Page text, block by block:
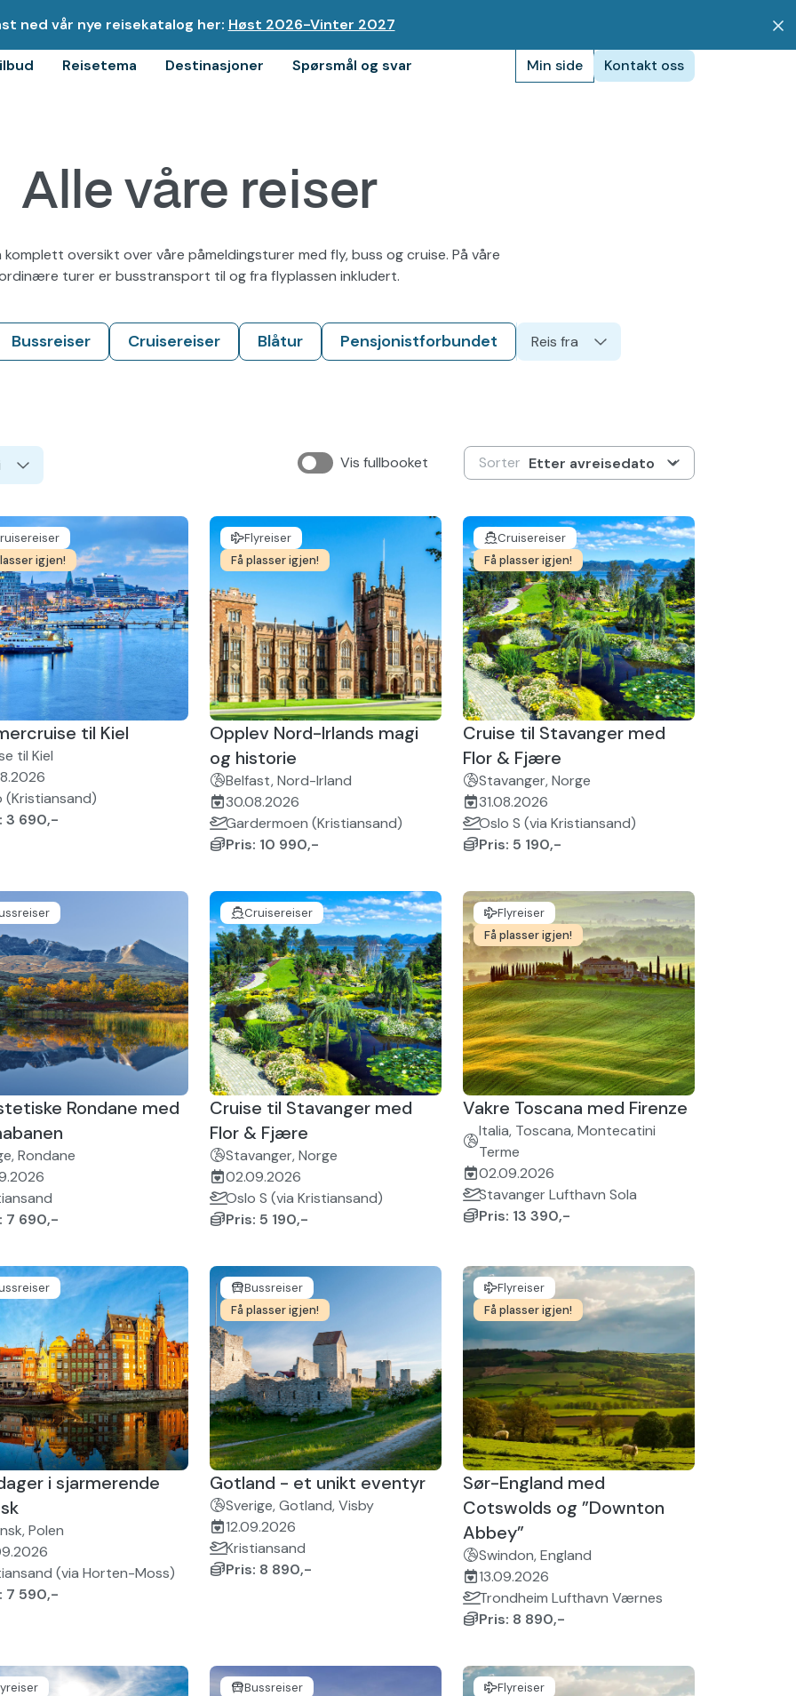
ned vår nye reisekatalog her: Høst 2026-Vinter 2027
Reisetema Destinasjoner
Spørsmål og svar
Min side Kontakt oss
Alle våre reiser
komplett oversikt over våre påmeldingsturer med fly, buss og cruise. På våre
turer er busstransport til og fra flyplassen inkludert.
Bussreiser Cruisereiser Blåtur Pensjonistforbundet Reis fra
Sola
Værnes
Tromsø
Ålesund
nyttårsturer
Vis fullbooket
igjen!
til Kiel
til Kiel
(Kristiansand)
3 690,-
Flyreiser
Få plasser igjen!
Opplev Nord-Irlands magi
og historie
Belfast, Nord-Irland
30.08.2026
Gardermoen (Kristiansand)
Pris: 10 990,-
Cruisereiser
Få plasser igjen!
Cruise til Stavanger med
Flor & Fjære
Stavanger, Norge
31.08.2026
Oslo S (via Kristiansand)
Pris: 5 190,-
Rondane med
Rondane
7 690,-
Cruisereiser
Cruise til Stavanger med
Flor & Fjære
Stavanger, Norge
02.09.2026
Oslo S (via Kristiansand)
Pris: 5 190,-
Flyreiser
Få plasser igjen!
Vakre Toscana med Firenze
Italia, Toscana, Montecatini
Terme
02.09.2026
Stavanger Lufthavn Sola
Pris: 13 390,-
i sjarmerende
Polen
(via Horten-Moss)
7 590,-
Bussreiser
Få plasser igjen!
Gotland - et unikt eventyr
Sverige, Gotland, Visby
12.09.2026
Kristiansand
Pris: 8 890,-
Flyreiser
Få plasser igjen!
Sør-England med
Cotswolds og ”Downton
Abbey”
Swindon, England
13.09.2026
Trondheim Lufthavn Værnes
Pris: 8 890,-
Bussreiser
Flyreiser